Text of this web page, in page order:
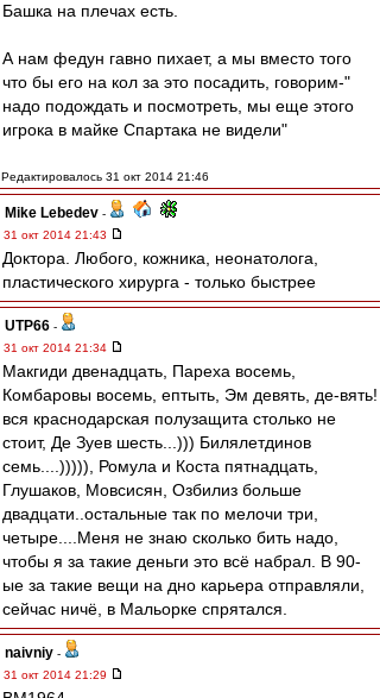
Башка на плечах есть.
А нам федун гавно пихает, а мы вместо того
что бы его на кол за это посадить, говорим-"
надо подождать и посмотреть, мы еще этого
игрока в майке Спартака не видели"
Редактировалось 31 окт 2014 21:46
Mike Lebedev -
31 окт 2014 21:43
Доктора. Любого, кожника, неонатолога,
пластического хирурга - только быстрее
UTP66 -
31 окт 2014 21:34
Макгиди двенадцать, Пареха восемь,
Комбаровы восемь, ептыть, Эм девять, де-вять!
вся краснодарская полузащита столько не
стоит, Де Зуев шесть...))) Билялетдинов
семь....))))), Ромула и Коста пятнадцать,
Глушаков, Мовсисян, Озбилиз больше
двадцати..остальные так по мелочи три,
четыре....Меня не знаю сколько бить надо,
чтобы я за такие деньги это всё набрал. В 90-
ые за такие вещи на дно карьера отправляли,
сейчас ничё, в Мальорке спрятался.
naivniy -
31 окт 2014 21:29